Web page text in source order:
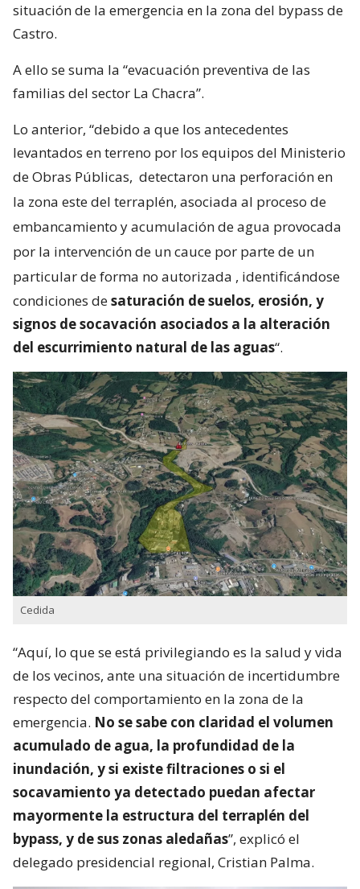
situación de la emergencia en la zona del bypass de
Castro.
A ello se suma la “evacuación preventiva de las
familias del sector La Chacra”.
Lo anterior, “debido a que los antecedentes
levantados en terreno por los equipos del Ministerio
de Obras Públicas, detectaron una perforación en
la zona este del terraplén, asociada al proceso de
embancamiento y acumulación de agua provocada
por la intervención de un cauce por parte de un
particular de forma no autorizada , identificándose
condiciones desaturación de suelos, erosión, y
signos de socavación asociados a la alteración
del escurrimiento natural de las aguas“.
Cedida
“Aquí, lo que se está privilegiando es la salud y vida
de los vecinos, ante una situación de incertidumbre
respecto del comportamiento en la zona de la
emergencia. No se sabe con claridad el volumen
acumulado de agua, la profundidad de la
inundación, y si existe filtraciones o si el
socavamiento ya detectado puedan afectar
mayormente la estructura del terraplén del
bypass, y de sus zonas aledañas”, explicó el
delegado presidencial regional, Cristian Palma.